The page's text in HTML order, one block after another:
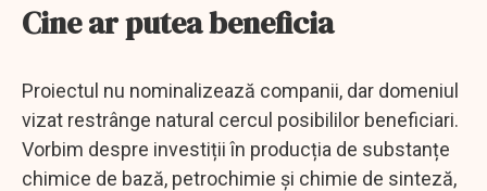
Cine ar putea beneficia
Proiectul nu nominalizează companii, dar domeniul
vizat restrânge natural cercul posibililor beneficiari.
Vorbim despre investiții în producția de substanțe
chimice de bază, petrochimie și chimie de sinteză,